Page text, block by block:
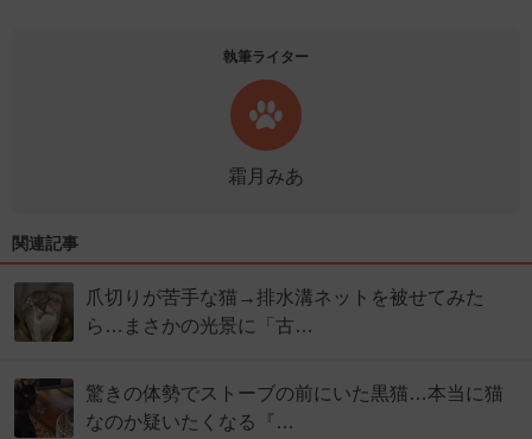
執筆ライター
霜月みあ
関連記事
爪切りが苦手な猫→排水溝ネットを被せてみた
ら…まさかの光景に「古…
驚きの体勢でストーブの前にいた黒猫…本当に猫
なのか疑いたくなる『…